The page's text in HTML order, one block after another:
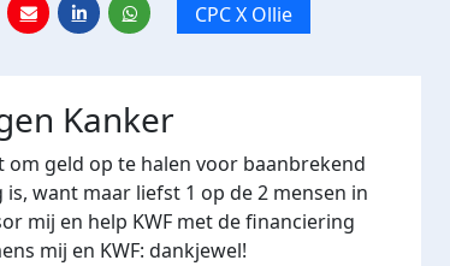
CPC X Ollie
Kanker
om geld op te halen voor baanbrekend
want maar liefst 1 op de 2 mensen in
mij en help KWF met de financiering
mij en KWF: dankjewel!